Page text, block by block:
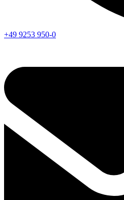
+49 9253 950-0